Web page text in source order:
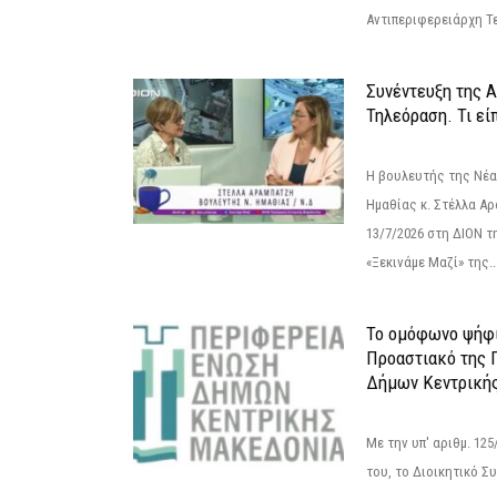
Αντιπεριφερειάρχη
Συνέντευξη της
Τηλεόραση. Τι
Η βουλευτής της
Ημαθίας κ. Στέλλα
13/7/2026 στη ΔΙΟΝ
«Ξεκινάμε Μαζί»
Το ομόφωνο
Προαστιακό της
Δήμων
Με την υπ' αριθμ.
του, το Διοικητικό